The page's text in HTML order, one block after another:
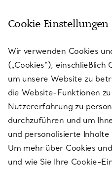
schmales Bangle und ein
Armbänder mit Geburtssteinen,
hinweg schätzen werden.
spiegelt die legendäre
Hauses wider, mit Armbänder
sich
RINGE
Cookie-Einstellungen
Wir verwenden Cookies
(„Cookies“),
um unsere Website zu
die Website-Funktionen
Nutzererfahrung zu
durchzuführen und um
und personalisierte
Um mehr über Cookies
und wie Sie Ihre Cookie-